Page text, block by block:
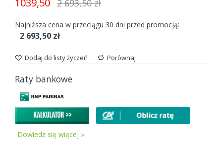
1039,50 2 693,50 zł
Najniższa cena w przeciągu 30 dni przed promocją:
2 693,50 zł
Dodaj do listy życzeń Porównaj
Raty bankowe
Dowiedz się więcej »